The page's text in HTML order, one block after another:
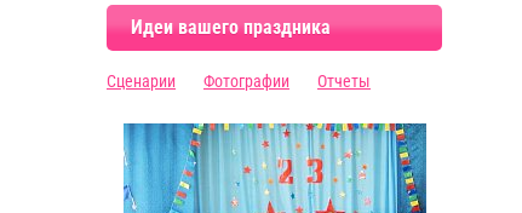
Идеи вашего праздника
Сценарии Фотографии Отчеты